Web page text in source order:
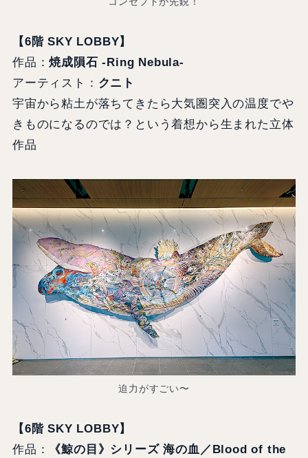
【6階 SKY LOBBY】
作品：焼成隕石 -Ring Nebula-
アーティスト： クニト
宇宙から粘土が落ちてきたら大気圏突入の温度でや
きものになるのでは？という着想から生まれた立体
作品
迫力がすごい〜
【6階 SKY LOBBY】
作品：
《鯨の目》シリーズ 海の血／Blood of the